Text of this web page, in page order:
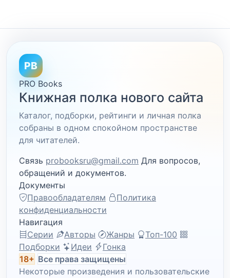
PB
PRO Books
Книжная полка нового сайта
Каталог, подборки, рейтинги и личная полка
собраны в одном спокойном пространстве
для читателей.
Связь probooksru@gmail.com Для вопросов,
обращений и документов.
Документы
Правообладателям
Политика
конфиденциальности
Навигация
Серии
Авторы Жанры
Топ-100
Подборки
Идеи
Гонка
18+ Все права защищены
Некоторые произведения и пользовательские